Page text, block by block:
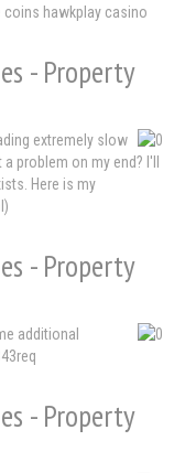
coins hawkplay casino
- Property
extremely slow
problem on my end? I'll
Here is my
- Property
additional
- Property